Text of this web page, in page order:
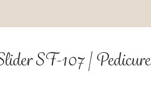
SF-107 | Pedicure